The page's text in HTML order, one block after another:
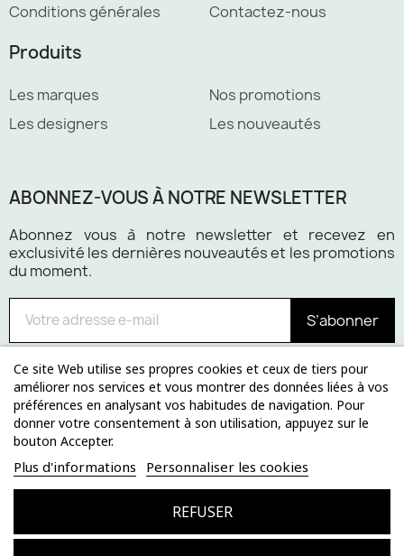
Conditions générales
Contactez-nous
Produits
Les marques
Les designers
Nos promotions
Les nouveautés
ABONNEZ-VOUS À NOTRE NEWSLETTER
Abonnez vous à notre newsletter et recevez en
exclusivité les dernières nouveautés et les promotions
du moment.
S’abonner
Paiement 100% sécurisé
© 2024 lerendezvousdesign.com
Ce site Web utilise ses propres cookies et ceux de tiers pour
améliorer nos services et vous montrer des données liées à vos
préférences en analysant vos habitudes de navigation. Pour
donner votre consentement à son utilisation, appuyez sur le
bouton Accepter.
Plus d'informations Personnaliser les cookies
REFUSER